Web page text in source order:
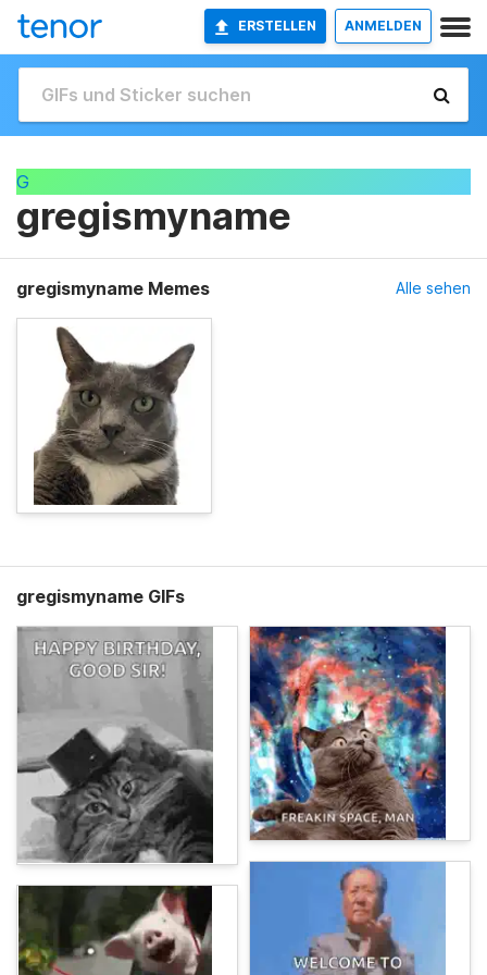
ERSTELLEN ANMELDEN
G
gregismyname
gregismyname Memes Alle sehen
gregismyname GIFs